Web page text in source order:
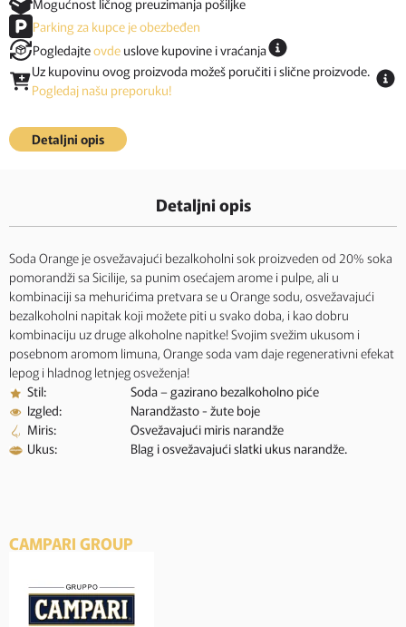
Mogućnost ličnog preuzimanja pošiljke
Parking za kupce je obezbeđen
Pogledajteovde uslove kupovine i vraćanja
Uz kupovinu ovog proizvoda možeš poručiti i slične proizvode.
Pogledaj našu preporuku!
Detaljni opis
Detaljni opis
Soda Orange je osvežavajući bezalkoholni sok proizveden od 20% soka
pomorandži sa Sicilije, sa punim osećajem arome i pulpe, ali u
kombinaciji sa mehurićima pretvara se u Orange sodu, osvežavajući
bezalkoholni napitak koji možete piti u svako doba, i kao dobru
kombinaciju uz druge alkoholne napitke! Svojim svežim ukusom i
posebnom aromom limuna, Orange soda vam daje regenerativni efekat
lepog i hladnog letnjeg osveženja!
Stil:
Soda – gazirano bezalkoholno piće
Izgled:
Narandžasto - žute boje
Miris:
Osvežavajući miris narandže
Ukus:
Blag i osvežavajući slatki ukus narandže.
CAMPARI GROUP